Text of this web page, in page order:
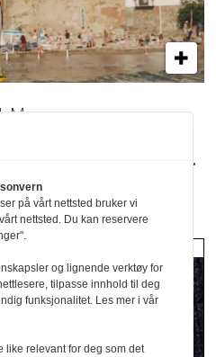
Mey
med
på vårt nettsted bruker vi
nettsted. Du kan reservere
og lignende verktøy for
tilpasse innhold til deg
funksjonalitet. Les mer i vår
relevant for deg som det